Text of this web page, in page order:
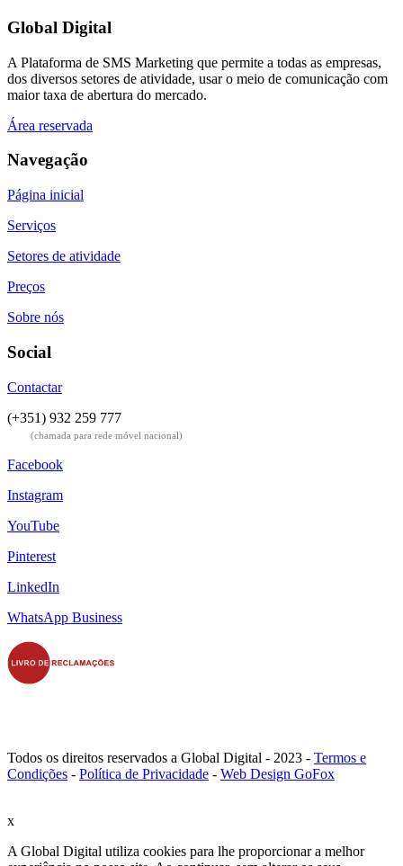
Global Digital
A Plataforma de SMS Marketing que permite a todas as empresas,
dos diversos setores de atividade, usar o meio de comunicação com
maior taxa de abertura do mercado.
Área reservada
Navegação
Página inicial
Serviços
Setores de atividade
Preços
Sobre nós
Social
Contactar
(+351) 932 259 777
(chamada para rede móvel nacional)
Facebook
Instagram
YouTube
Pinterest
LinkedIn
WhatsApp Business
Todos os direitos reservados a Global Digital - 2023 - Termos e
Condições - Política de Privacidade - Web Design GoFox
x
A Global Digital utiliza cookies para lhe proporcionar a melhor